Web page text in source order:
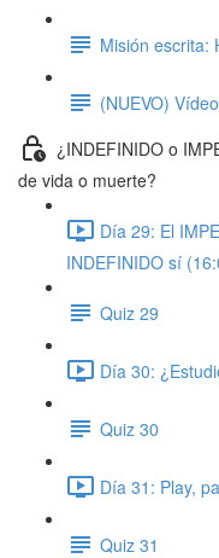
Misión escrita:
(NUEVO)
¿INDEFINIDO o
de vida o muerte?
Día 29: El
INDEFINIDO sí
Quiz 29
Día 30:
Quiz 30
Día 31: Play,
Quiz 31